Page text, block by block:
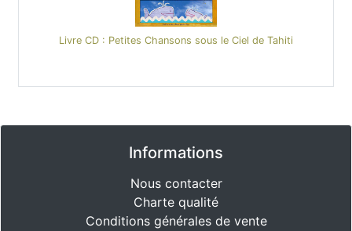
Livre CD : Petites Chansons sous le Ciel de Tahiti
Informations
Nous contacter
Charte qualité
Conditions générales de vente